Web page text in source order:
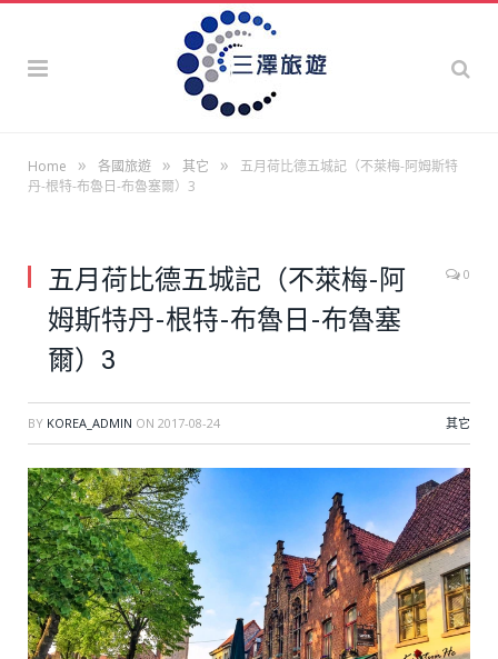
Home » 各國旅遊 » 其它 »
五月荷比德五城記（不萊梅-阿姆斯特
丹-根特-布魯日-布魯塞爾）3
五月荷比德五城記（不萊梅-阿
姆斯特丹-根特-布魯日-布魯塞
爾）3
0
BY KOREA_ADMIN ON 2017-08-24 其它